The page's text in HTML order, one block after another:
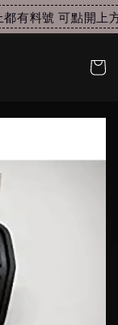
有料號 可點開上